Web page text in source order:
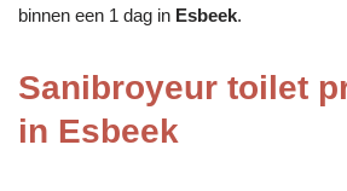
binnen een 1 dag in Esbeek.
Sanibroyeur toilet
in Esbeek